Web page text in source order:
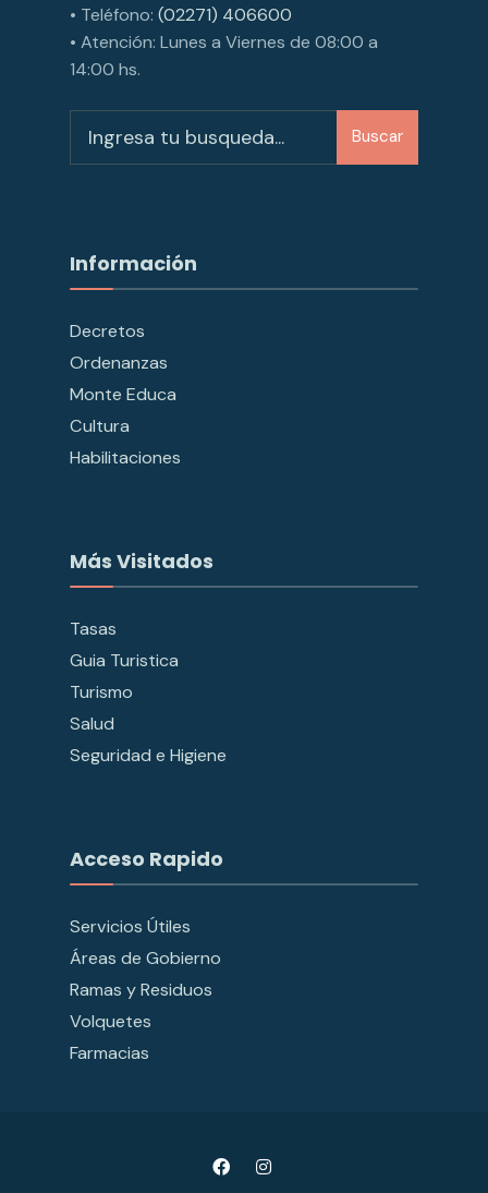
• Teléfono: (02271) 406600
• Atención: Lunes a Viernes de 08:00 a
14:00 hs.
Buscar
Información
Decretos
Ordenanzas
Monte Educa
Cultura
Habilitaciones
Más Visitados
Tasas
Guia Turistica
Turismo
Salud
Seguridad e Higiene
Acceso Rapido
Servicios Útiles
Áreas de Gobierno
Ramas y Residuos
Volquetes
Farmacias